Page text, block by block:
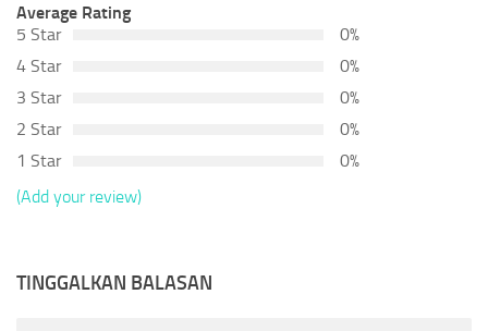
Average Rating
5 Star
0%
4 Star
0%
3 Star
0%
2 Star
0%
1 Star
0%
(Add your review)
TINGGALKAN BALASAN